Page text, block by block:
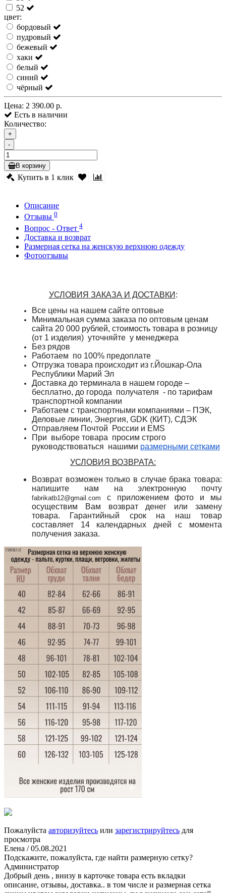
52
цвет:
бордовый
пудровый
бежевый
хаки
белый
синий
чёрный
Цена: 2 390.00 р.
Есть в наличии
Количество:
+
-
В корзину
Купить в 1 клик
Описание
Отзывы 0
Вопрос - Ответ 4
Доставка и возврат
Размерная сетка на женскую верхнюю одежду
Фотоотзывы
УСЛОВИЯ ЗАКАЗА И ДОСТАВКИ :
Все цены на нашем сайте оптовые
Минимальная сумма заказа по оптовым ценам
сайта 20 000 рублей, стоимость товара в розницу
(от 1 изделия) уточняйте у менеджера
Без рядов
Работаем по 100% предоплате
Отгрузка товара происходит из г.Йошкар-Ола
Республики Марий Эл
Доставка до терминала в нашем городе –
бесплатно, до города получателя - по тарифам
транспортной компании
Работаем с транспортными компаниями – ПЭК,
Деловые линии, Энергия, GDK (КИТ), СДЭК
Отправляем Почтой России и EMS
При выборе товара просим строго
руководствоваться нашими размерными сетками
УСЛОВИЯ ВОЗВРАТА:
Возврат возможен только в случае брака товара:
напишите нам на электронную почту
fabrikatb12@gmail.com
с приложением фото и мы
осуществим Вам возврат денег или замену
товара. Гарантийный срок на наш товар
составляет 14 календарных дней с момента
получения заказа.
Пожалуйста авторизуйтесь или зарегистрируйтесь для
просмотра
Елена / 05.08.2021
Подскажите, пожалуйста, где найти размерную сетку?
Администратор
Добрый день , внизу в карточке товара есть вкладки
описание, отзывы, доставка.. в том числе и размерная сетка